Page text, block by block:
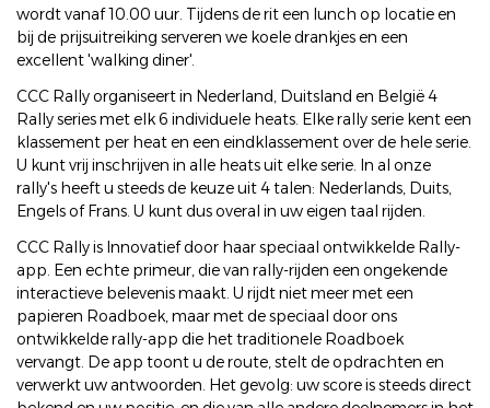
wordt vanaf 10.00 uur. Tijdens de rit een lunch op locatie en
bij de prijsuitreiking serveren we koele drankjes en een
excellent 'walking diner'.
CCC Rally organiseert in Nederland, Duitsland en België 4
Rally series met elk 6 individuele heats. Elke rally serie kent een
klassement per heat en een eindklassement over de hele serie.
U kunt vrij inschrijven in alle heats uit elke serie. In al onze
rally's heeft u steeds de keuze uit 4 talen: Nederlands, Duits,
Engels of Frans. U kunt dus overal in uw eigen taal rijden.
CCC Rally is Innovatief door haar speciaal ontwikkelde Rally-
app. Een echte primeur, die van rally-rijden een ongekende
interactieve belevenis maakt. U rijdt niet meer met een
papieren Roadboek, maar met de speciaal door ons
ontwikkelde rally-app die het traditionele Roadboek
vervangt. De app toont u de route, stelt de opdrachten en
verwerkt uw antwoorden. Het gevolg: uw score is steeds direct